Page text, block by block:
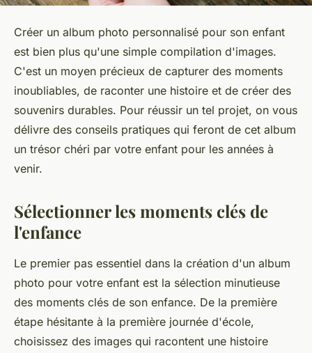
Créer un album photo personnalisé pour son enfant
est bien plus qu'une simple compilation d'images.
C'est un moyen précieux de capturer des moments
inoubliables, de raconter une histoire et de créer des
souvenirs durables. Pour réussir un tel projet, on vous
délivre des conseils pratiques qui feront de cet album
un trésor chéri par votre enfant pour les années à
venir.
Sélectionner les moments clés de
l'enfance
Le premier pas essentiel dans la création d'un album
photo pour votre enfant est la sélection minutieuse
des moments clés de son enfance. De la première
étape hésitante à la première journée d'école,
choisissez des images qui racontent une histoire